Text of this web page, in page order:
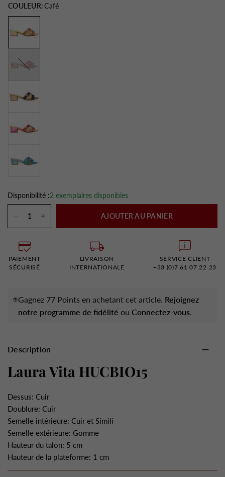
COULEUR:Café
Disponibilité :2 exemplaires disponibles
AJOUTER AU PANIER
PAIEMENT
SÉCURISÉ
LIVRAISON
INTERNATIONALE
SERVICE CLIENT
+33 (0)7 61 07 22 23
Gagnez 77 Points en achetant cet article. Rejoignez
notre programme de fidélité ouConnectez-vous.
Description
Laura Vita HUCBIO15
Dessus: Cuir
Doublure: Cuir
Semelle intérieure: Cuir et Simili
Semelle extérieure: Gomme
Hauteur du talon: 5 cm
Hauteur de la plateforme: 1 cm